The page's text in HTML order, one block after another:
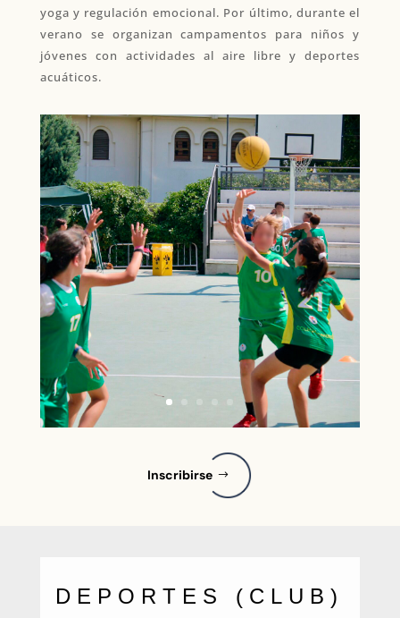
yoga y regulación emocional. Por último, durante el
verano se organizan campamentos para niños y
jóvenes con actividades al aire libre y deportes
acuáticos.
Inscribirse
DEPORTES (CLUB)